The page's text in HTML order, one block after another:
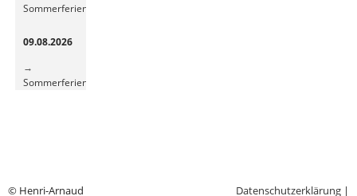
Sommerferien
09.08.2026
Sommerferien
© Henri-Arnaud Datenschutzerklärung |